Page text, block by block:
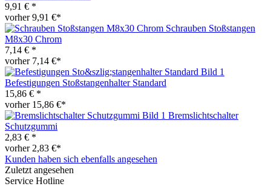
9,91 € *
vorher 9,91 €*
Schrauben Stoßstangen
M8x30 Chrom
7,14 € *
vorher 7,14 €*
Befestigungen Stoßstangenhalter Standard
15,86 € *
vorher 15,86 €*
Bremslichtschalter
Schutzgummi
2,83 € *
vorher 2,83 €*
Kunden haben sich ebenfalls angesehen
Zuletzt angesehen
Service Hotline